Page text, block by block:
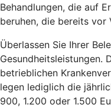
Behandlungen, die auf
beruhen, die bereits vor
Überlassen Sie Ihrer
Gesundheitsleistungen.
betrieblichen
legen lediglich die
900, 1.200 oder 1.500